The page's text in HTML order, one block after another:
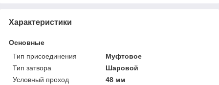
Характеристики
Основные
Тип присоединения
Муфтовое
Тип затвора
Шаровой
Условный проход
48 мм